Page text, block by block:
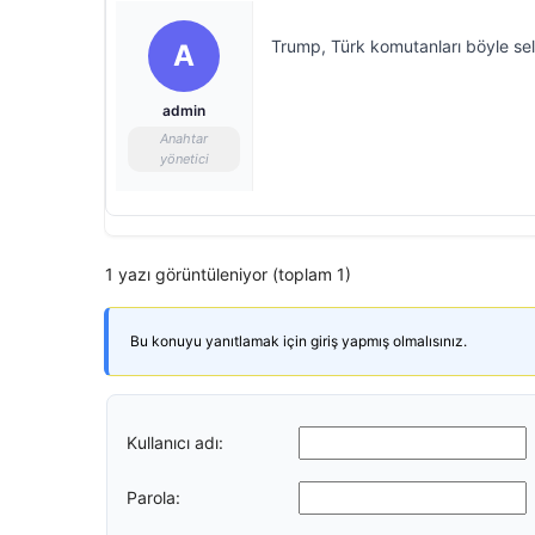
A
admin
Anahtar
yönetici
Trump, Türk komutanları böyle
1 yazı görüntüleniyor (toplam 1)
Bu konuyu yanıtlamak için giriş yapmış olmalısınız.
Kullanıcı adı:
Parola: